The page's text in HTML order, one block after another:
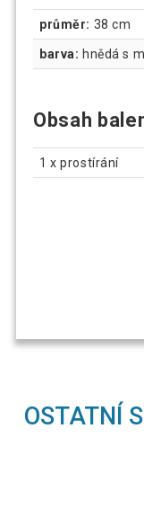
průměr: 38 cm
barva: hnědá s
Obsah
1 x prostírání
OSTATNÍ